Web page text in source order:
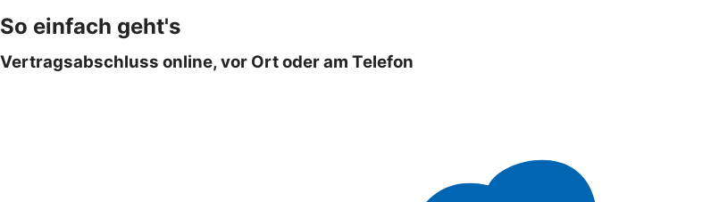
So einfach geht's
Vertragsabschluss online, vor Ort oder am Telefon